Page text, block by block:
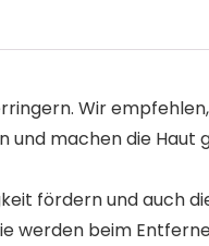
Wir
und machen die Haut
fördern und auch
werden beim